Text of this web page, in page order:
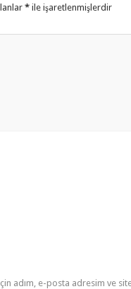
*ile işaretlenmişlerdir
adım, e-posta adresim ve